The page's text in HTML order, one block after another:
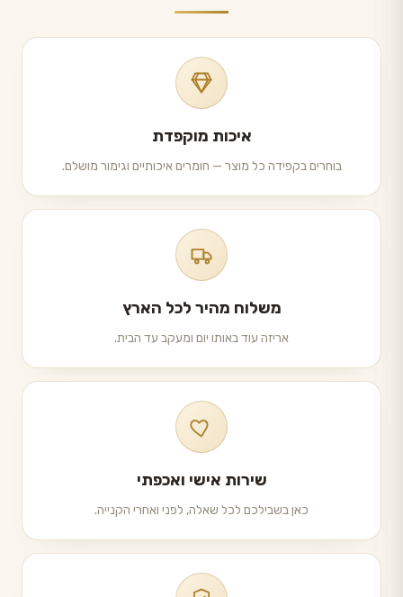
איכות מוקפדת
בוחרים בקפידה כל מוצר — חומרים איכותיים וגימור מושלם.
משלוח מהיר לכל הארץ
אריזה עוד באותו יום ומעקב עד הבית.
שירות אישי ואכפתי
כאן בשבילכם לכל שאלה, לפני ואחרי הקנייה.